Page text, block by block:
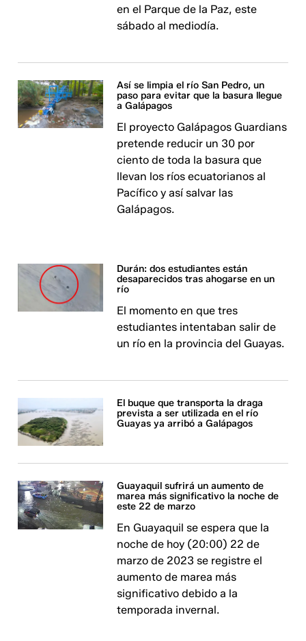
en el Parque de la Paz, este
sábado al mediodía.
Así se limpia el río San Pedro, un
paso para evitar que la basura llegue
a Galápagos
El proyecto Galápagos Guardians
pretende reducir un 30 por
ciento de toda la basura que
llevan los ríos ecuatorianos al
Pacífico y así salvar las
Galápagos.
Durán: dos estudiantes están
desaparecidos tras ahogarse en un
río
El momento en que tres
estudiantes intentaban salir de
un río en la provincia del Guayas.
El buque que transporta la draga
prevista a ser utilizada en el río
Guayas ya arribó a Galápagos
Guayaquil sufrirá un aumento de
marea más significativo la noche de
este 22 de marzo
En Guayaquil se espera que la
noche de hoy (20:00) 22 de
marzo de 2023 se registre el
aumento de marea más
significativo debido a la
temporada invernal.